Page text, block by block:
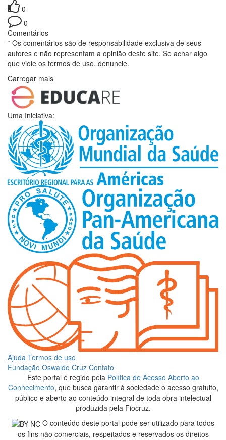
0
0
Comentários
* Os comentários são de responsabilidade exclusiva de seus
autores e não representam a opinião deste site. Se achar algo
que viole os termos de uso, denuncie.
Carregar mais
Uma Iniciativa:
Ajuda Termos de uso
Fundação Oswaldo Cruz Contato
Este portal é regido pela Política de Acesso Aberto ao
Conhecimento, que busca garantir à sociedade o acesso gratuito,
público e aberto ao conteúdo integral de toda obra intelectual
produzida pela Fiocruz.
O conteúdo deste portal pode ser utilizado para todos
os fins não comerciais, respeitados e reservados os direitos